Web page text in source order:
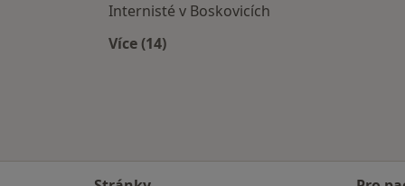
Internisté v Boskovicích
Více (14)